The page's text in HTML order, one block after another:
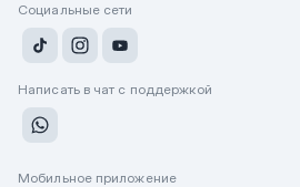
Социальные сети
Написать в чат с поддержкой
Мобильное приложение